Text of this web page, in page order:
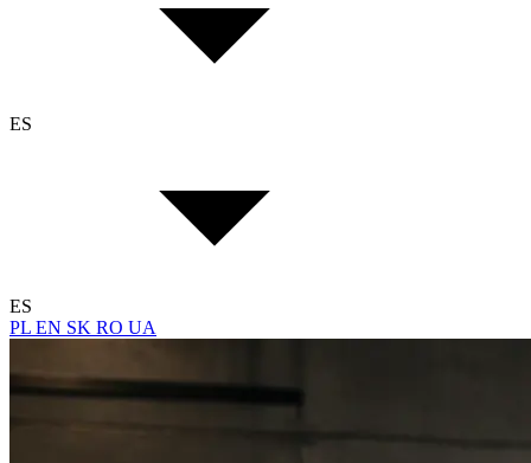
ES
ES
PL EN SK RO UA